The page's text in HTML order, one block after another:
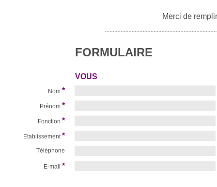
Merci de
FORMULAIRE
VOUS
Nom *
Prénom *
Fonction *
Etablissement *
Téléphone
E-mail *